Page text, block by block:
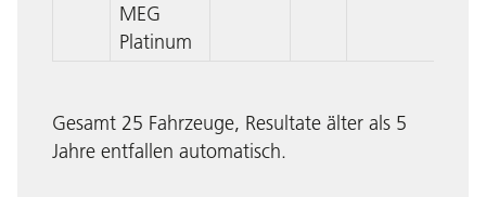
MEG
Platinum
Gesamt 25 Fahrzeuge, Resultate älter als 5
Jahre entfallen automatisch.